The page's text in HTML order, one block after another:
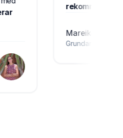
rekommenderar
Mareike Sudek
Grundare avLava